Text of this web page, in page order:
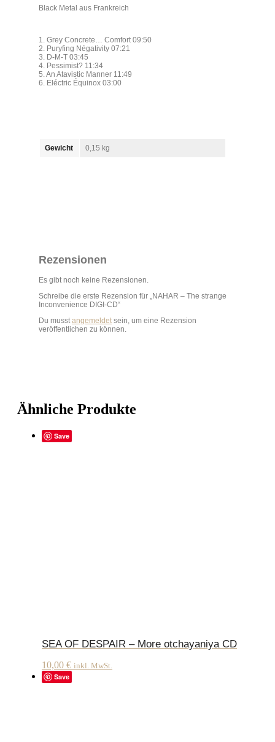
Black Metal aus Frankreich
1. Grey Concrete… Comfort 09:50
2. Puryfing Négativity 07:21
3. D-M-T 03:45
4. Pessimist? 11:34
5. An Atavistic Manner 11:49
6. Eléctric Équinox 03:00
Gewicht 0,15 kg
Rezensionen
Es gibt noch keine Rezensionen.
Schreibe die erste Rezension für „NAHAR – The strange
Inconvenience DIGI-CD“
Du musstangemeldetsein, um eine Rezension
veröffentlichen zu können.
Ähnliche Produkte
Save
SEA OF DESPAIR – More otchayaniya CD
10,00 € inkl. MwSt.
Save